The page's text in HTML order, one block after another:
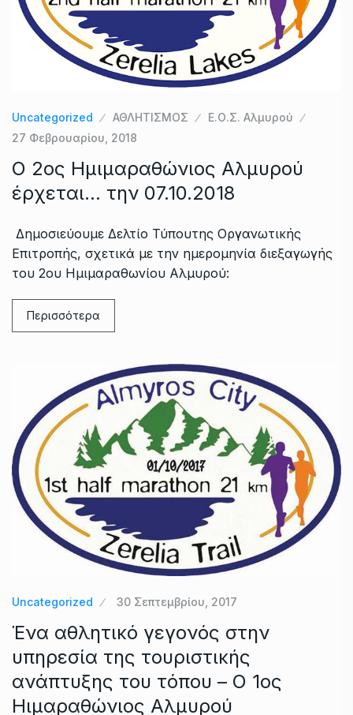
Uncategorized ΑΘΛΗΤΙΣΜΟΣ
Ε.Ο.Σ. Αλμυρού
27 Φεβρουαρίου, 2018
Ο 2ος Ημιμαραθώνιος Αλμυρού
έρχεται… την 07.10.2018
Δημοσιεύουμε Δελτίο Τύπουτης Οργανωτικής
Επιτροπής, σχετικά με την ημερομηνία διεξαγωγής
του 2ου Ημιμαραθωνίου Αλμυρού:
Περισσότερα
Uncategorized 30 Σεπτεμβρίου, 2017
Ένα αθλητικό γεγονός στην
υπηρεσία της τουριστικής
ανάπτυξης του τόπου – Ο 1ος
Ηιμαραθώνιος Αλμυρού